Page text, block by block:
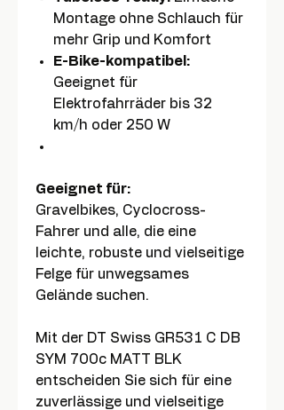
Montage ohne Schlauch für
mehr Grip und Komfort
E-Bike-kompatibel:
Geeignet für
Elektrofahrräder bis 32
km/h oder 250 W
Geeignet für:
Gravelbikes, Cyclocross-
Fahrer und alle, die eine
leichte, robuste und vielseitige
Felge für unwegsames
Gelände suchen.
Mit der DT Swiss GR531 C DB
SYM 700c MATT BLK
entscheiden Sie sich für eine
zuverlässige und vielseitige